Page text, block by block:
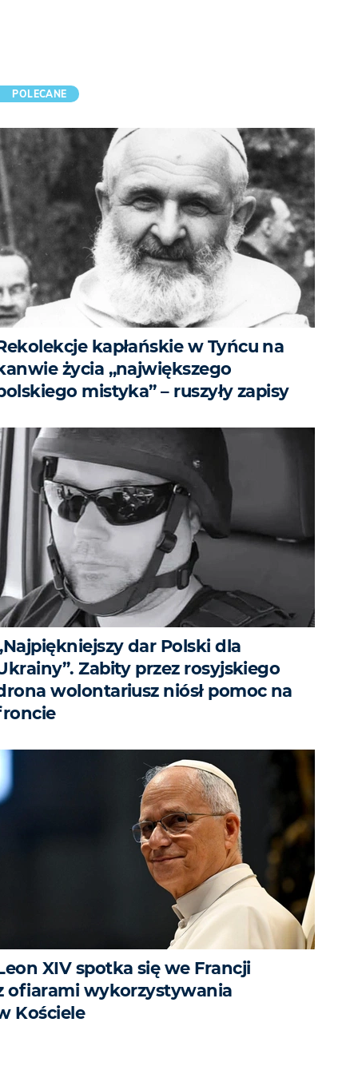
POLECANE
kapłańskie w Tyńcu na
życia „największego
mistyka” – ruszyły zapisy
dar Polski dla
Zabity przez rosyjskiego
wolontariusz niósł pomoc na
XIV spotka się we Francji
ofiarami wykorzystywania
Kościele